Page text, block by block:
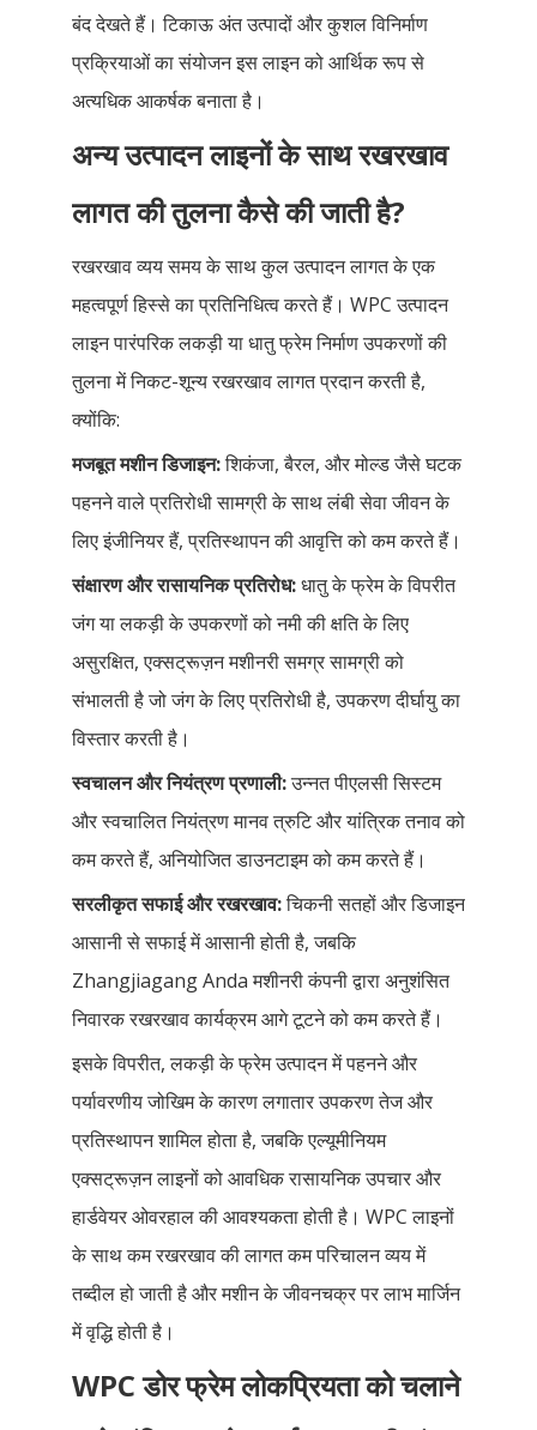
बंद देखते हैं। टिकाऊ अंत उत्पादों और कुशल विनिर्माण
प्रक्रियाओं का संयोजन इस लाइन को आर्थिक रूप से
अत्यधिक आकर्षक बनाता है।
अन्य उत्पादन लाइनों के साथ रखरखाव
लागत की तुलना कैसे की जाती है?
रखरखाव व्यय समय के साथ कुल उत्पादन लागत के एक
महत्वपूर्ण हिस्से का प्रतिनिधित्व करते हैं। WPC उत्पादन
लाइन पारंपरिक लकड़ी या धातु फ्रेम निर्माण उपकरणों की
तुलना में निकट-शून्य रखरखाव लागत प्रदान करती है,
क्योंकि:
मजबूत मशीन डिजाइन:शिकंजा, बैरल, और मोल्ड जैसे घटक
पहनने वाले प्रतिरोधी सामग्री के साथ लंबी सेवा जीवन के
लिए इंजीनियर हैं, प्रतिस्थापन की आवृत्ति को कम करते हैं।
संक्षारण और रासायनिक प्रतिरोध:धातु के फ्रेम के विपरीत
जंग या लकड़ी के उपकरणों को नमी की क्षति के लिए
असुरक्षित, एक्सट्रूज़न मशीनरी समग्र सामग्री को
संभालती है जो जंग के लिए प्रतिरोधी है, उपकरण दीर्घायु का
विस्तार करती है।
स्वचालन और नियंत्रण प्रणाली:उन्नत पीएलसी सिस्टम
और स्वचालित नियंत्रण मानव त्रुटि और यांत्रिक तनाव को
कम करते हैं, अनियोजित डाउनटाइम को कम करते हैं।
सरलीकृत सफाई और रखरखाव:चिकनी सतहों और डिजाइन
आसानी से सफाई में आसानी होती है, जबकि
Zhangjiagang Anda मशीनरी कंपनी द्वारा अनुशंसित
निवारक रखरखाव कार्यक्रम आगे टूटने को कम करते हैं।
इसके विपरीत, लकड़ी के फ्रेम उत्पादन में पहनने और
पर्यावरणीय जोखिम के कारण लगातार उपकरण तेज और
प्रतिस्थापन शामिल होता है, जबकि एल्यूमीनियम
एक्सट्रूज़न लाइनों को आवधिक रासायनिक उपचार और
हार्डवेयर ओवरहाल की आवश्यकता होती है। WPC लाइनों
के साथ कम रखरखाव की लागत कम परिचालन व्यय में
तब्दील हो जाती है और मशीन के जीवनचक्र पर लाभ मार्जिन
में वृद्धि होती है।
WPC डोर फ्रेम लोकप्रियता को चलाने